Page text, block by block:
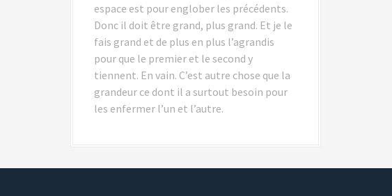
espace est pour englober les précédents.
Donc il doit être grand, plus grand. Et je le
fais grand et de plus en plus l’agrandis
pour que le premier et le second y
tiennent. En vain. C’est autre chose que la
grandeur ce dont il a surtout besoin pour
les enfermer l’un et l’autre.